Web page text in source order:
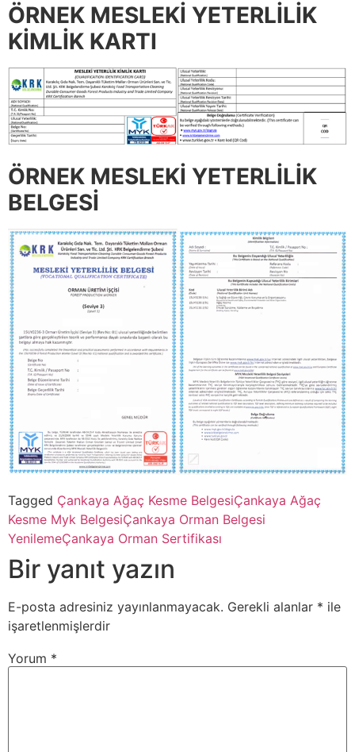
ÖRNEK MESLEKİ YETERLİLİK
KİMLİK KARTI
ÖRNEK MESLEKİ YETERLİLİK
BELGESİ
Tagged Çankaya Ağaç Kesme BelgesiÇankaya Ağaç
Kesme Myk BelgesiÇankaya Orman Belgesi
YenilemeÇankaya Orman Sertifikası
Bir yanıt yazın
E-posta adresiniz yayınlanmayacak. Gerekli alanlar * ile
işaretlenmişlerdir
Yorum *